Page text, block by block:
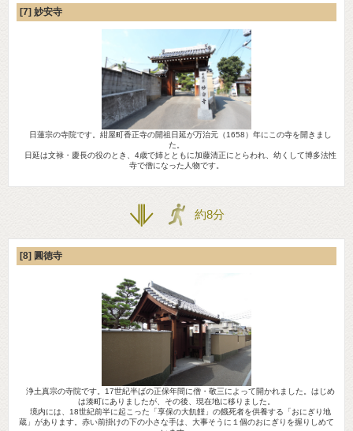
[7] 妙安寺
日蓮宗の寺院です。紺屋町香正寺の開祖日延が万治元（1658）年にこの寺を開きまし
た。
日延は文禄・慶長の役のとき、4歳で姉とともに加藤清正にとらわれ、幼くして博多法性
寺で僧になった人物です。
約8分
[8] 圓徳寺
浄土真宗の寺院です。17世紀半ばの正保年間に僧・敬三によって開かれました。はじめ
は湊町にありましたが、その後、現在地に移りました。
境内には、18世紀前半に起こった「享保の大飢饉」の餓死者を供養する「おにぎり地
蔵」があります。赤い前掛けの下の小さな手は、大事そうに１個のおにぎりを握りしめて